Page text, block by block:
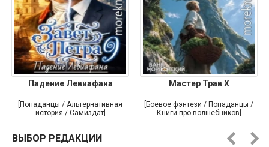
Падение Левиафана
[Попаданцы / Альтернативная
история / Самиздат]
Мастер Трав X
[Боевое фэнтези / Попаданцы /
Книги про волшебников]
ВЫБОР РЕДАКЦИИ